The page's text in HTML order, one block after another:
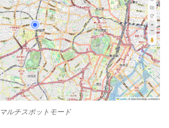
マルチスポットモード